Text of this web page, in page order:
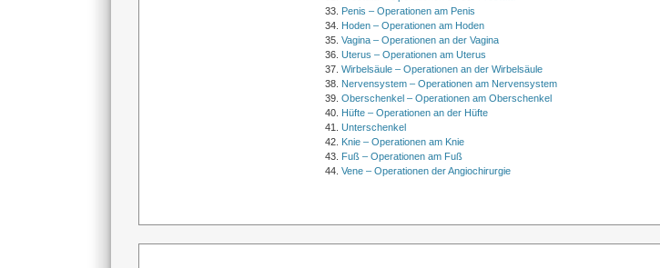
Penis – Operationen am Penis
Hoden – Operationen am Hoden
Vagina – Operationen an der Vagina
Uterus – Operationen am Uterus
Wirbelsäule – Operationen an der Wirbelsäule
Nervensystem – Operationen am Nervensystem
Oberschenkel – Operationen am Oberschenkel
Hüfte – Operationen an der Hüfte
Unterschenkel
Knie – Operationen am Knie
Fuß – Operationen am Fuß
Vene – Operationen der Angiochirurgie